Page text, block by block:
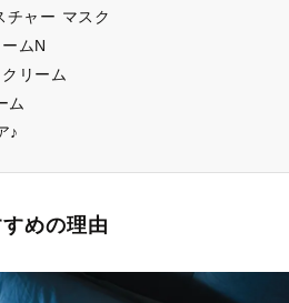
ャー マスク
ムN
リーム
ム
♪
めの理由